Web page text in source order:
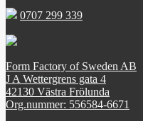
0707 299 339
Form Factory of Sweden AB
J A Wettergrens gata 4
42130 Västra Frölunda
Org.nummer: 556584-6671